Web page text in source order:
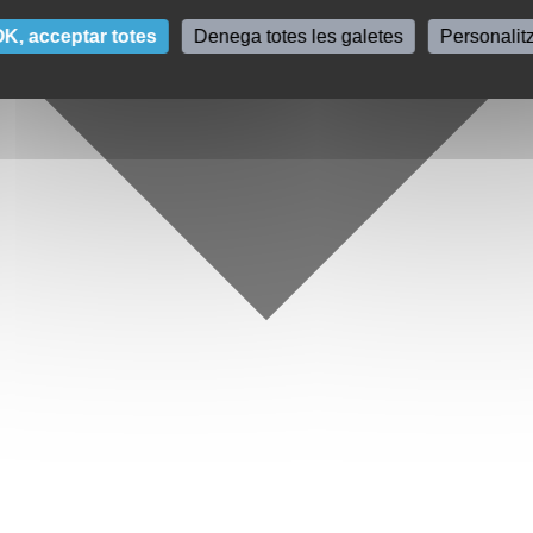
acceptar totes Denega totes les galetes